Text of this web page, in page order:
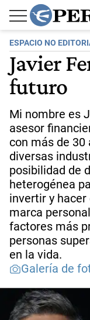
ESPACIO NO
Javier
futuro
Mi nombre es
asesor
con más de 30
diversas
posibilidad de
heterogénea
invertir y
marca
factores más
personas
en la vida.
Galería de